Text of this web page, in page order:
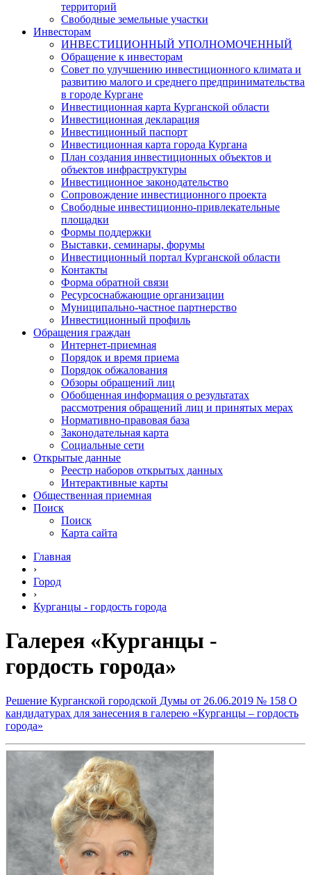
территорий
Свободные земельные участки
Инвесторам
ИНВЕСТИЦИОННЫЙ УПОЛНОМОЧЕННЫЙ
Обращение к инвесторам
Совет по улучшению инвестиционного климата и
развитию малого и среднего предпринимательства
в городе Кургане
Инвестиционная карта Курганской области
Инвестиционная декларация
Инвестиционный паспорт
Инвестиционная карта города Кургана
План создания инвестиционных объектов и
объектов инфраструктуры
Инвестиционное законодательство
Сопровождение инвестиционного проекта
Свободные инвестиционно-привлекательные
площадки
Формы поддержки
Выставки, семинары, форумы
Инвестиционный портал Курганской области
Контакты
Форма обратной связи
Ресурсоснабжающие организации
Муниципально-частное партнерство
Инвестиционный профиль
Обращения граждан
Интернет-приемная
Порядок и время приема
Порядок обжалования
Обзоры обращений лиц
Обобщенная информация о результатах
рассмотрения обращений лиц и принятых мерах
Нормативно-правовая база
Законодательная карта
Социальные сети
Открытые данные
Реестр наборов открытых данных
Интерактивные карты
Общественная приемная
Поиск
Поиск
Карта сайта
Главная
›
Город
›
Курганцы - гордость города
Галерея «Курганцы -
гордость города»
Решение Курганской городской Думы от 26.06.2019 № 158 О
кандидатурах для занесения в галерею «Курганцы – гордость
города»